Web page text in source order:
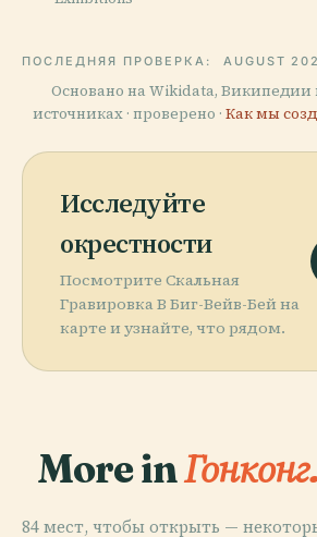
ПОСЛЕДНЯЯ ПРОВЕРКА: AUGUST
Основано на Wikidata,
источниках · проверено · Как мы
Исследуйте
окрестности
Посмотрите Скальная
Гравировка В Биг-Вейв-Бей на
карте и узнайте, что рядом.
More inГонконг.
84 мест, чтобы открыть —